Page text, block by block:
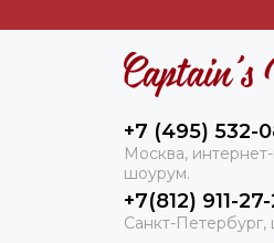
+7 (495) 532-
Москва,
шоурум.
+7(812) 911-
Санкт-Петербург,